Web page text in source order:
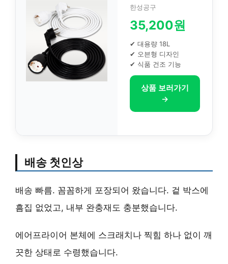
한성공구
35,200원
✔ 대용량 18L
✔ 오븐형 디자인
✔ 식품 건조 기능
상품 보러가기
→
배송 첫인상
배송 빠름. 꼼꼼하게 포장되어 왔습니다. 겉 박스에
흠집 없었고, 내부 완충재도 충분했습니다.
에어프라이어 본체에 스크래치나 찍힘 하나 없이 깨
끗한 상태로 수령했습니다.